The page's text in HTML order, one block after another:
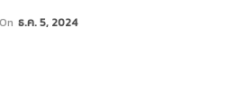
On ธ.ค. 5, 2024